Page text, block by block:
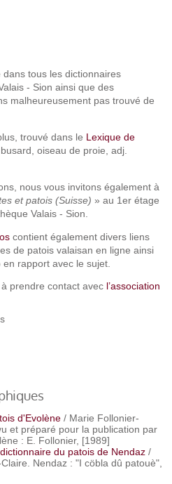
tous les dictionnaires
- Sion ainsi que des
malheureusement pas trouvé de
trouvé dans le Lexique de
busard, oiseau de proie, adj.
nous vous invitons également à
et patois (Suisse) » au 1er étage
Valais - Sion.
contient également divers liens
de patois valaisan en ligne ainsi
rapport avec le sujet.
prendre contact avec l’association
d'Evolène / Marie Follonier-
et préparé pour la publication par
: E. Follonier, [1989]
du patois de Nendaz /
Nendaz : "I cöbla dû patouè",